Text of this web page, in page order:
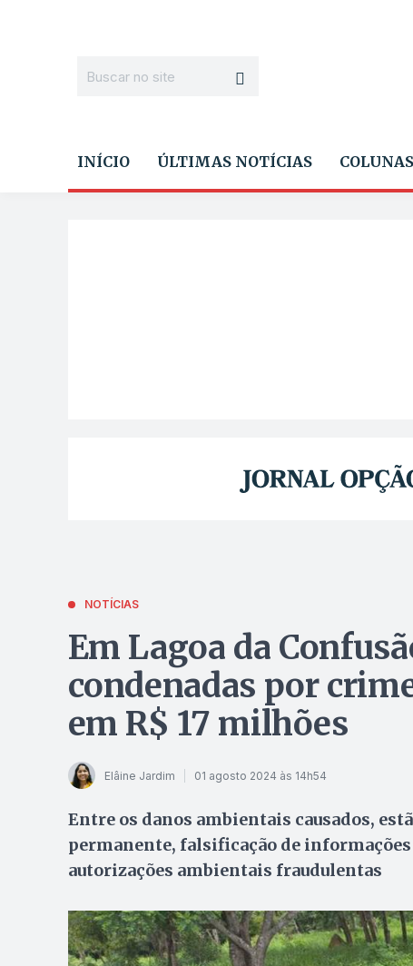
INÍCIO ÚLTIMAS NOTÍCIAS COLUNAS
NOTÍCIAS
Em Lagoa da
condenadas por
em R$ 17 milhões
Elâine Jardim 01 agosto 2024 às 14h54
Entre os danos ambientais causados,
permanente, falsificação de
autorizações ambientais fraudulentas